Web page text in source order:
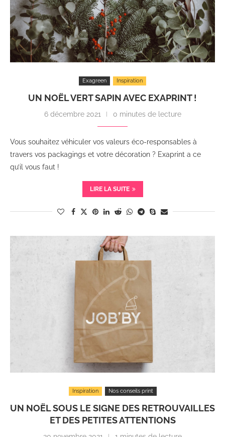
Exagreen Inspiration
UN NOËL VERT SAPIN AVEC EXAPRINT !
6 décembre 2021 0 minutes de lecture
Vous souhaitez véhiculer vos valeurs éco-responsables à
travers vos packagings et votre décoration ? Exaprint a ce
qu’il vous faut !
LIRE LA SUITE
Inspiration Nos conseils print
UN NOËL SOUS LE SIGNE DES RETROUVAILLES
ET DES PETITES ATTENTIONS